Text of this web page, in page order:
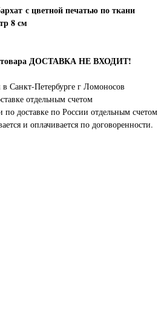
с цветной печатью по ткани
8 см
товара ДОСТАВКА НЕ ВХОДИТ!
Санкт-Петербурге г Ломоносов
отдельным счетом
по доставке по России отдельным счетом
и оплачивается по договоренности.